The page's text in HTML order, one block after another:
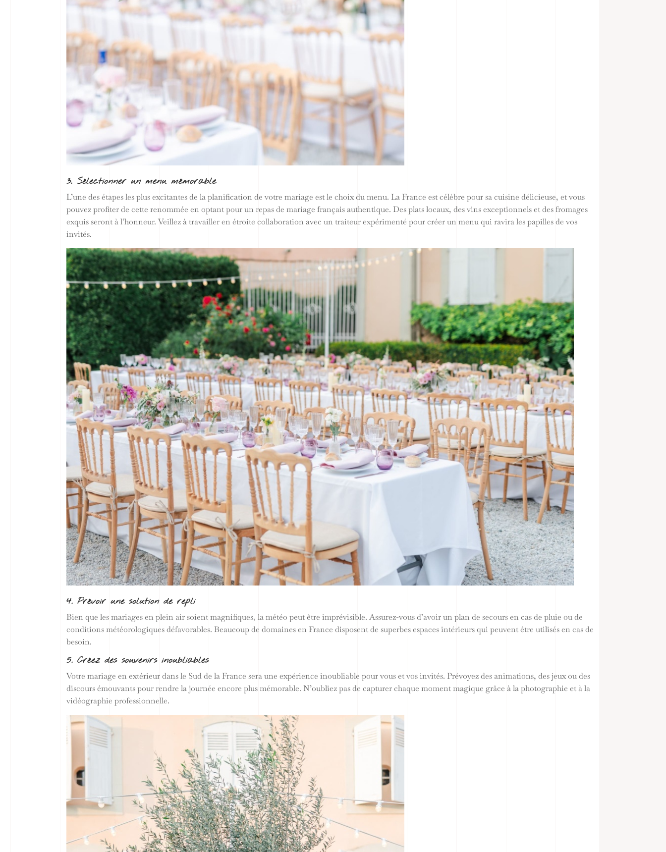
3. Sélectionner un menu mémorable
L’une des étapes les plus excitantes de la planification de votre mariage est le choix du menu. La France est célèbre pour sa cuisine délicieuse, et vous
pouvez profiter de cette renommée en optant pour un repas de mariage français authentique. Des plats locaux, des vins exceptionnels et des fromages
exquis seront à l’honneur. Veillez à travailler en étroite collaboration avec un traiteur expérimenté pour créer un menu qui ravira les papilles de vos
invités.
4. Prévoir une solution de repli
Bien que les mariages en plein air soient magnifiques, la météo peut être imprévisible. Assurez-vous d’avoir un plan de secours en cas de pluie ou de
conditions météorologiques défavorables. Beaucoup de domaines en France disposent de superbes espaces intérieurs qui peuvent être utilisés en cas de
besoin.
5. Créez des souvenirs inoubliables
Votre mariage en extérieur dans le Sud de la France sera une expérience inoubliable pour vous et vos invités. Prévoyez des animations, des jeux ou des
discours émouvants pour rendre la journée encore plus mémorable. N’oubliez pas de capturer chaque moment magique grâce à la photographie et à la
vidéographie professionnelle.